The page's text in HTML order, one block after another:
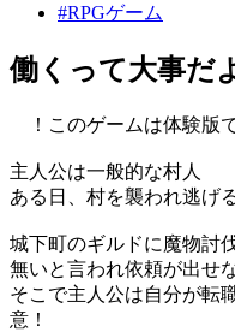
#RPGゲーム
働くって大事だ
！このゲームは体験版
主人公は一般的な村人
ある日、村を襲われ逃げ
城下町のギルドに魔物討
無いと言われ依頼が出せな
そこで主人公は自分が転
意！